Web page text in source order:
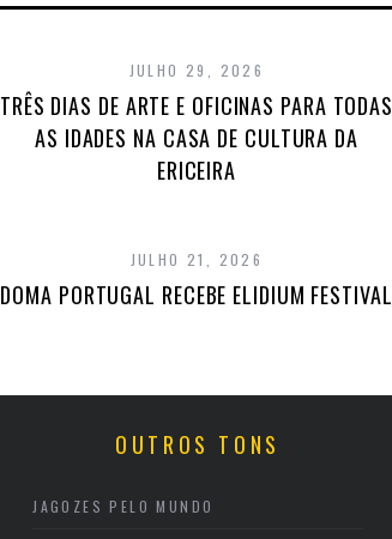
JULHO 29, 2026
TRÊS DIAS DE ARTE E OFICINAS PARA TODAS
AS IDADES NA CASA DE CULTURA DA
ERICEIRA
JULHO 21, 2026
DOMA PORTUGAL RECEBE ELIDIUM FESTIVAL
OUTROS TONS
JAGOZES PELO MUNDO